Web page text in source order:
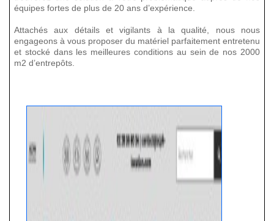
équipes fortes de plus de 20 ans d’expérience.
Attachés aux détails et vigilants à la qualité, nous nous
engageons à vous proposer du matériel parfaitement entretenu
et stocké dans les meilleures conditions au sein de nos 2000
m2 d’entrepôts.